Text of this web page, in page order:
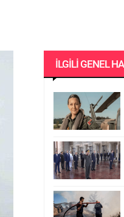
İLGILI GENEL